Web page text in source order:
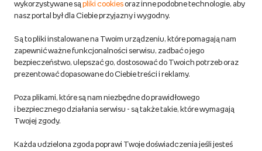
Reklamacje
Regulamin empik.com
Pozostałe Regulaminy Empiku
Polityka prywatności empik.com
Do 100 zł na pierwsze zakupy w aplikacji. Pobierz i
korzystaj z kodów zniżkowych.Dowiedz się więcej
wykorzystywane sąpliki cookiesoraz inne podobne technologie, aby
nasz portal był dla Ciebie przyjazny i wygodny.
Są to pliki instalowane na Twoim urządzeniu, które pomagają nam
zapewnić ważne funkcjonalności serwisu, zadbać o jego
bezpieczeństwo, ulepszać go, dostosować do Twoich potrzeb oraz
prezentować dopasowane do Ciebie treści i reklamy.
Poza plikami, które są nam niezbędne do prawidłowego
i bezpiecznego działania serwisu - są także takie, które wymagają
Twojej zgody.
Każda udzielona zgoda poprawi Twoje doświadczenia jeśli jesteś